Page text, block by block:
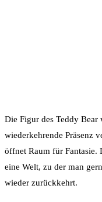
Die Figur des Teddy Bear
wiederkehrende Präsenz
öffnet Raum für Fantasie.
eine Welt, zu der man
wieder zurückkehrt.